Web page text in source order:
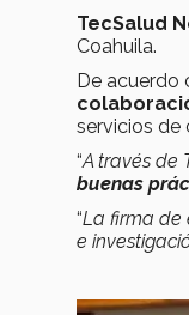
TecSalud
Coahuila.
De acuerdo
servicios de
“A través de
buenas
“La firma de
e